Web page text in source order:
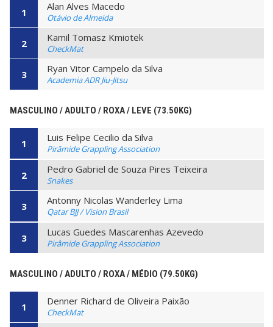
1 Alan Alves Macedo
Otávio de Almeida
2 Kamil Tomasz Kmiotek
CheckMat
3 Ryan Vitor Campelo da Silva
Academia ADR Jiu-Jitsu
MASCULINO / ADULTO / ROXA / LEVE (73.50KG)
1 Luis Felipe Cecilio da Silva
Pirâmide Grappling Association
2 Pedro Gabriel de Souza Pires Teixeira
Snakes
3 Antonny Nicolas Wanderley Lima
Qatar BJJ / Vision Brasil
3 Lucas Guedes Mascarenhas Azevedo
Pirâmide Grappling Association
MASCULINO / ADULTO / ROXA / MÉDIO (79.50KG)
1 Denner Richard de Oliveira Paixão
CheckMat